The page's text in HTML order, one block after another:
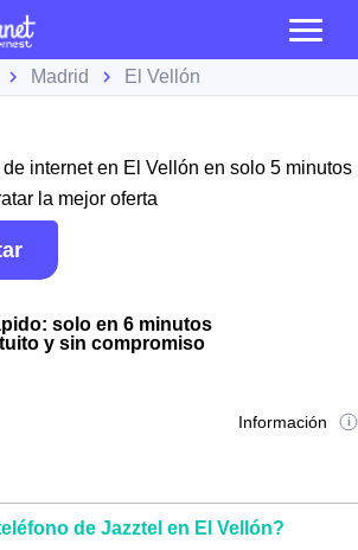
Madrid El Vellón
internet en El Vellón en solo 5 minutos
la mejor oferta
solo en 6 minutos
y sin compromiso
Información
de Jazztel en El Vellón?